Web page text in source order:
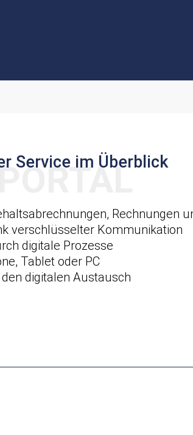
Service im Überblick
Rechnungen
verschlüsselter Kommunikation
digitale Prozesse
Tablet oder PC
digitalen Austausch